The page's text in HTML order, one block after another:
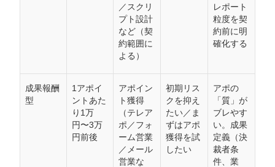
／スクリ
プト設計
など（契
約範囲に
よる）
レポート
粒度を契
約前に明
確化する
成果報酬
型
1アポイ
ントあた
り1万
円〜3万
円前後
アポイン
ト獲得
（テレア
ポ／フォ
ーム営業
／メール
営業な
初期リス
クを抑え
たい／ま
ずはアポ
獲得を試
したい
アポの
「質」が
ブレやす
い。成果
定義（決
裁者条
件、業